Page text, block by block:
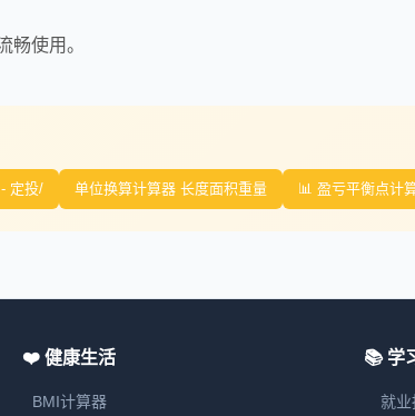
畅使用。
定投/ 单位换算计算器 长度面积重量 📊 盈亏平衡点计
❤️ 健康生活
BMI计算器
📚 学
就业